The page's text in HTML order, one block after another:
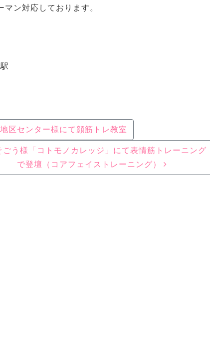
ン対応しております。
区センター様にて顔筋トレ教室
ごう様「コトモノカレッジ」にて表情筋トレーニング
で登壇（コアフェイストレーニング）